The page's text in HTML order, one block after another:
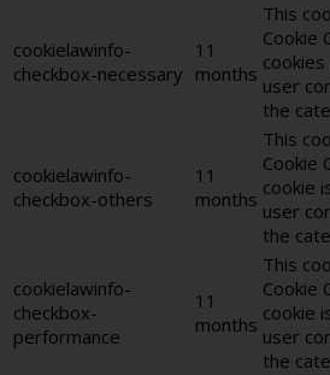
cookielawinfo-
checkbox-necessary
11
months
This
Cookie
user
the
cookielawinfo-
checkbox-others
11
months
This
Cookie
cookie
user
the
cookielawinfo-
checkbox-
performance
11
months
This
Cookie
cookie
user
the